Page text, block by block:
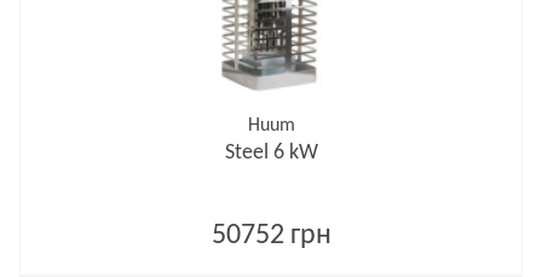
Huum
Steel 6 kW
50752 грн